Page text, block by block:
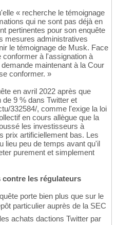
« recherche le témoignage
qui ne sont pas déjà en
pertinentes pour son enquête
mesures administratives
le témoignage de Musk. Face
à l'assignation à
maintenant à la Cour
conformer. »
en avril 2022 après que
9 % dans Twitter et
332584/, comme l'exige la loi
en cours allègue que la
les investisseurs à
prix artificiellement bas. Les
lieu peu de temps avant qu'il
purement et simplement
contre les régulateurs
porte bien plus que sur le
particulier auprès de la SEC
achats dactions Twitter par